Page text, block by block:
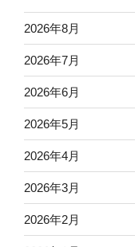
2026年8月
2026年7月
2026年6月
2026年5月
2026年4月
2026年3月
2026年2月